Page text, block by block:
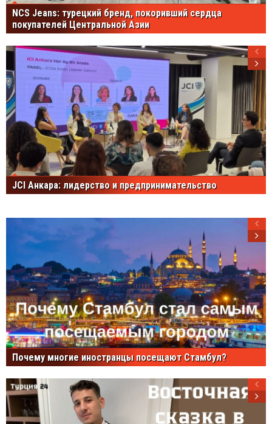
NCS Jeans: турецкий бренд, покоривший сердца
покупателей Центральной Азии
JCI Анкара: лидерство и предпринимательство
Почему многие иностранцы посещают Стамбул?